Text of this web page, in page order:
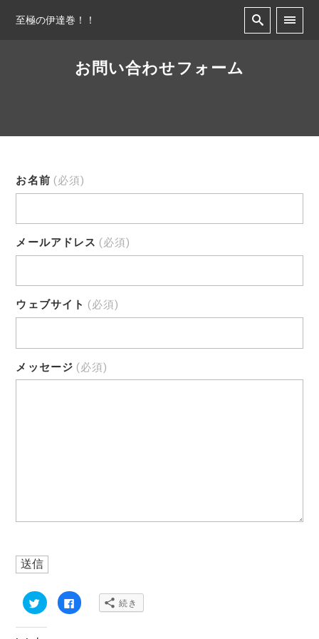
至極の伊達巻！！
お問い合わせフォーム
お名前 (必須)
メールアドレス (必須)
ウェブサイト (必須)
メッセージ (必須)
送信
ク
リ
ク
F
a 続き